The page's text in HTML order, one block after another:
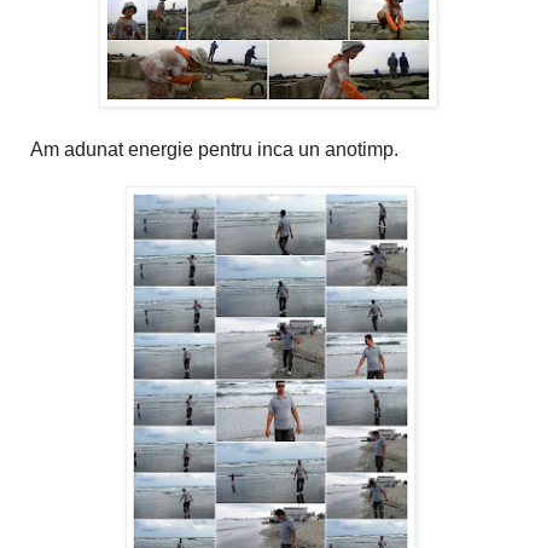
Am adunat energie pentru inca un anotimp.